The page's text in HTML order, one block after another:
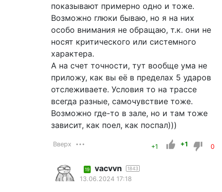
показывают примерно одно и тоже.
Возможно глюки бываю, но я на них
особо внимания не обращаю, т.к. они не
носят критического или системного
характера.
А на счет точности, тут вообще ума не
приложу, как вы её в пределах 5 ударов
отслеживаете. Условия то на трассе
всегда разные, самочувствие тоже.
Возможно где-то в зале, но и там тоже
зависит, как поел, как поспал)))
Вверх +1 +1 0
19 vacvvn 1843
13.06.2024 17:18